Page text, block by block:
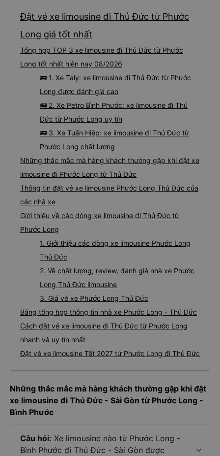
Đặt vé xe limousine đi Thủ Đức từ Phước
Long giá tốt nhất
Tổng hợp TOP 3 xe limousine đi Thủ Đức từ Phước
Long tốt nhất hiện nay 08/2026
🚌 1. Xe Taly: xe limousine đi Thủ Đức từ Phước
Long được đánh giá cao
🚌 2. Xe Petro Bình Phước: xe limousine đi Thủ
Đức từ Phước Long uy tín
🚌 3. Xe Tuấn Hiệp: xe limousine đi Thủ Đức từ
Phước Long chất lượng
Những thắc mắc mà hàng khách thường gặp khi đặt xe
limousine đi Phước Long từ Thủ Đức
Thông tin đặt vé xe limousine Phước Long Thủ Đức của
các nhà xe
Giới thiệu về các dòng xe limousine đi Thủ Đức từ
Phước Long
1. Giới thiệu các dòng xe limousine Phước Long
Thủ Đức
2. Về chất lượng, review, đánh giá nhà xe Phước
Long Thủ Đức limousine
3. Giá vé xe Phước Long Thủ Đức
Bảng tổng hợp thông tin nhà xe Phước Long - Thủ Đức
Cách đặt vé xe limousine đi Thủ Đức từ Phước Long
nhanh và uy tín nhất
Đặt vé xe limousine Tết 2027 từ Phước Long đi Thủ Đức
Những thắc mắc mà hàng khách thường gặp khi đặt
xe limousine đi Thủ Đức - Sài Gòn từ Phước Long -
Bình Phước
Câu hỏi: Xe limousine nào từ Phước Long -
Bình Phước đi Thủ Đức - Sài Gòn được